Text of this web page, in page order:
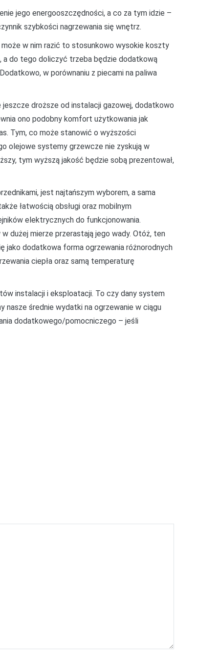
jego energooszczędności, a co za tym idzie –
szybkości nagrzewania się wnętrz.
w nim razić to stosunkowo wysokie koszty
a do tego doliczyć trzeba będzie dodatkową
w porównaniu z piecami na paliwa
droższe od instalacji gazowej, dodatkowo
ono podobny komfort użytkowania jak
Tym, co może stanowić o wyższości
olejowe systemy grzewcze nie zyskują w
tym wyższą jakość będzie sobą prezentował,
jest najtańszym wyborem, a sama
łatwością obsługi oraz mobilnym
elektrycznych do funkcjonowania.
dużej mierze przerastają jego wady. Otóż, ten
jako dodatkowa forma ogrzewania różnorodnych
ciepła oraz samą temperaturę
instalacji i eksploatacji. To czy dany system
średnie wydatki na ogrzewanie w ciągu
dodatkowego/pomocniczego – jeśli